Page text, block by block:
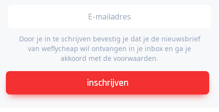
Door je in te schrijven bevestig je dat je de nieuwsbrief
van weflycheap wil ontvangen in je inbox en ga je
akkoord met de voorwaarden.
inschrijven